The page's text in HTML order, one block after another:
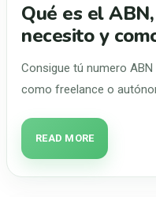
Qué es el
necesito y
Consigue tú numero
como freelance o
READ MORE